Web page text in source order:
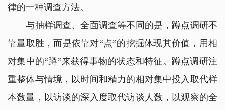
律的一种调查方法。
与抽样调查、全面调查等不同的是，蹲点调研不
靠量取胜，而是依靠对“点”的挖掘体现其价值，用相
对集中的“蹲”来获得事物的状态和特征。蹲点调研注
重整体与情境，以时间和精力的相对集中投入取代样
本数量，以访谈的深入度取代访谈人数，以观察的全